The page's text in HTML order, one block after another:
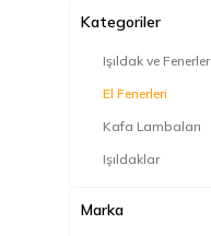
Kategoriler
Işıldak ve Fenerler
El Fenerleri
Kafa Lambaları
Işıldaklar
Marka